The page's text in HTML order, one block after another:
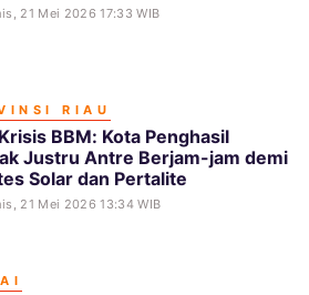
21 Mei 2026 17:33 WIB
RIAU
BBM: Kota Penghasil
Justru Antre Berjam-jam demi
Solar dan Pertalite
21 Mei 2026 13:34 WIB